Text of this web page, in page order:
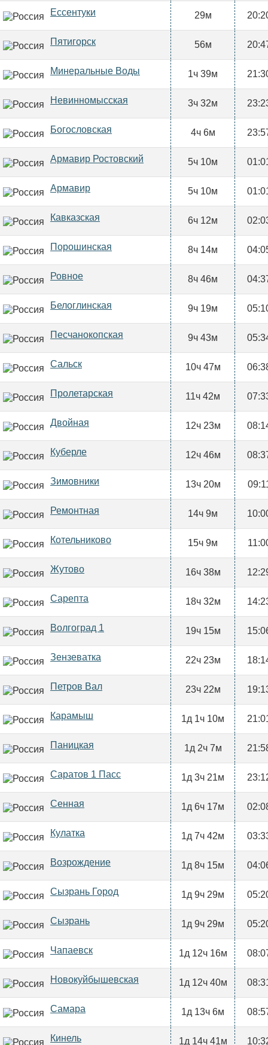
Ессентуки 29м
Пятигорск 56м
Минеральные Воды 1ч 39м
Невинномысская 3ч 32м
Богословская 4ч 6м
Армавир Ростовский 5ч 10м
Армавир 5ч 10м
Кавказская 6ч 12м
Порошинская 8ч 14м
Ровное 8ч 46м
Белоглинская 9ч 19м
Песчанокопская 9ч 43м
Сальск 10ч 47м
Пролетарская 11ч 42м
Двойная 12ч 23м
Куберле 12ч 46м
Зимовники 13ч 20м
Ремонтная 14ч 9м
Котельниково 15ч 9м
Жутово 16ч 38м
Сарепта 18ч 32м
Волгоград 1 19ч 15м
Зензеватка 22ч 23м
Петров Вал 23ч 22м
Карамыш 1д 1ч 10м
Паницкая 1д 2ч 7м
Саратов 1 Пасс 1д 3ч 21м
Сенная 1д 6ч 17м
Кулатка 1д 7ч 42м
Возрождение 1д 8ч 15м
Сызрань Город 1д 9ч 29м
Сызрань 1д 9ч 29м
Чапаевск 1д 12ч 16м
Новокуйбышевская 1д 12ч 40м
Самара 1д 13ч 6м
Кинель 1д 14ч 41м